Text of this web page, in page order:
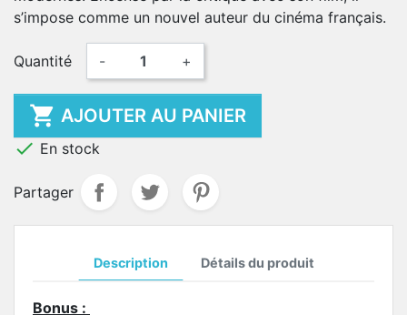
s’impose comme un nouvel auteur du cinéma français.
Quantité - +
 AJOUTER AU PANIER
 En stock
Partager
Description Détails du produit
Bonus :